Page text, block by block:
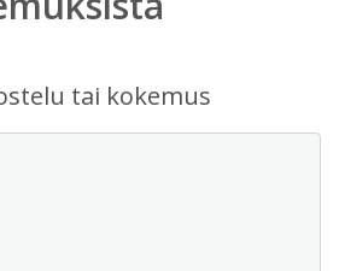
tai kokemus